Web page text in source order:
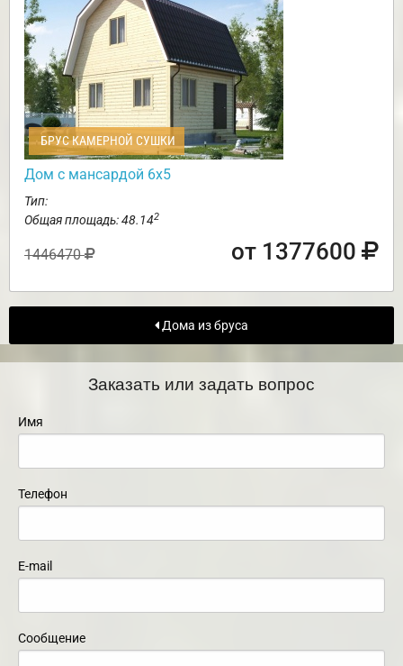
БРУС КАМЕРНОЙ СУШКИ
Дом с мансардой 6х5
Тип:
Общая площадь: 48.142
1446470 от 1377600
Дома из бруса
Заказать или задать вопрос
Имя
Телефон
E-mail
Сообщение